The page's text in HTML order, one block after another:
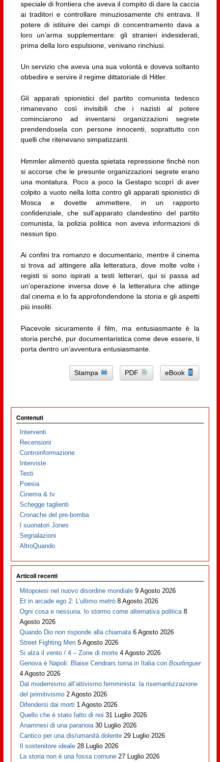
speciale di frontiera che aveva il compito di dare la caccia
ai traditori e controllare minuziosamente chi entrava. Il
potere di istituire dei campi di concentramento dava a
loro un’arma supplementare: gli stranieri indesiderati,
prima della loro espulsione, venivano rinchiusi.
Un servizio che aveva una sua volontà e doveva soltanto
obbedire e servire il regime dittatoriale di Hitler.
Gli apparati spionistici del partito comunista tedesco
rimanevano così invisibili che i nazisti al potere
cominciarono ad inventarsi organizzazioni segrete
prendendosela con persone innocenti, soprattutto con
quelli che ritenevano simpatizzanti.
Himmler alimentò questa spietata repressione finchè non
si accorse che le presunte organizzazioni segrete erano
una montatura. Poco a poco la Gestapo scoprì di aver
colpito a vuoto nella lotta contro gli apparati spionistici di
Mosca e dovette ammettere, in un rapporto
confidenziale, che sull’apparato clandestino del partito
comunista, la polizia politica non aveva informazioni di
nessun tipo.
Ai confini tra romanzo e documentario, mentre il cinema
si trova ad attingere alla letteratura, dove molte volte i
registi si sono ispirati a testi letterari, qui si passa ad
un’operazione inversa dove è la letteratura che attinge
dal cinema e lo fa approfondendone la storia e gli aspetti
più insoliti.
Piacevole sicuramente il film, ma entusiasmante è la
storia perché, pur documentaristica come deve essere, ti
porta dentro un’avventura entusiasmante.
Stampa PDF eBook
Contenuti
Interventi
Recensioni
Controinformazione
Interviste
Testi
Poesia
Cinema & tv
Schegge taglienti
Cronache del pre-bomba
I suonatori Jones
Segnalazioni
AltroQuando
Articoli recenti
Mitopoiesi nel nuovo disordine mondiale 9 Agosto 2026
Et in arcade ego 2: L’ultimo metrò 8 Agosto 2026
Ogni cosa e nessuna: lo stormo come alternativa politica 8
Agosto 2026
Quando Dio non risponde alla chiamata 6 Agosto 2026
Street Fighting Men 5 Agosto 2026
Si alza il vento / 4 – Zone di morte 4 Agosto 2026
Genova è Napoli: Blaise Cendrars torna in Italia conBourlinguer
4 Agosto 2026
Dal modernismo all’attivismo femminista: la risemantizzazione
del primitivismo 2 Agosto 2026
Difendersi dai morti 1 Agosto 2026
Quello che è stato fatto di noi 31 Luglio 2026
Anamnesi di una paranoia 30 Luglio 2026
Cantico per una dis/umanità dolente 29 Luglio 2026
Il sostenitore ideale 28 Luglio 2026
La storia non è una fossa comune 27 Luglio 2026